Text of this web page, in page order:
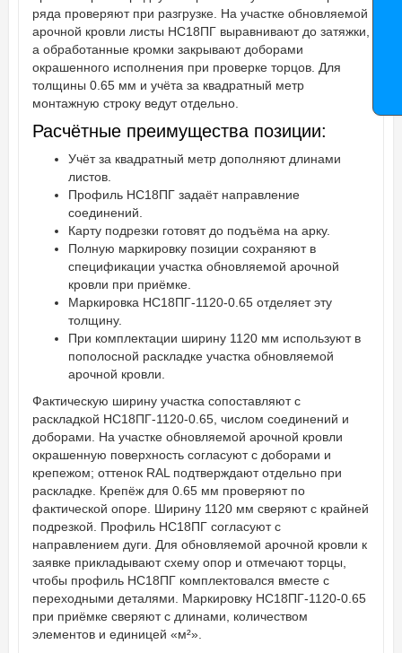
ряда проверяют при разгрузке. На участке обновляемой
арочной кровли листы НС18ПГ выравнивают до затяжки,
а обработанные кромки закрывают доборами
окрашенного исполнения при проверке торцов. Для
толщины 0.65 мм и учёта за квадратный метр
монтажную строку ведут отдельно.
Расчётные преимущества позиции:
Учёт за квадратный метр дополняют длинами
листов.
Профиль НС18ПГ задаёт направление
соединений.
Карту подрезки готовят до подъёма на арку.
Полную маркировку позиции сохраняют в
спецификации участка обновляемой арочной
кровли при приёмке.
Маркировка НС18ПГ-1120-0.65 отделяет эту
толщину.
При комплектации ширину 1120 мм используют в
пополосной раскладке участка обновляемой
арочной кровли.
Фактическую ширину участка сопоставляют с
раскладкой НС18ПГ-1120-0.65, числом соединений и
доборами. На участке обновляемой арочной кровли
окрашенную поверхность согласуют с доборами и
крепежом; оттенок RAL подтверждают отдельно при
раскладке. Крепёж для 0.65 мм проверяют по
фактической опоре. Ширину 1120 мм сверяют с крайней
подрезкой. Профиль НС18ПГ согласуют с
направлением дуги. Для обновляемой арочной кровли к
заявке прикладывают схему опор и отмечают торцы,
чтобы профиль НС18ПГ комплектовался вместе с
переходными деталями. Маркировку НС18ПГ-1120-0.65
при приёмке сверяют с длинами, количеством
элементов и единицей «м²».